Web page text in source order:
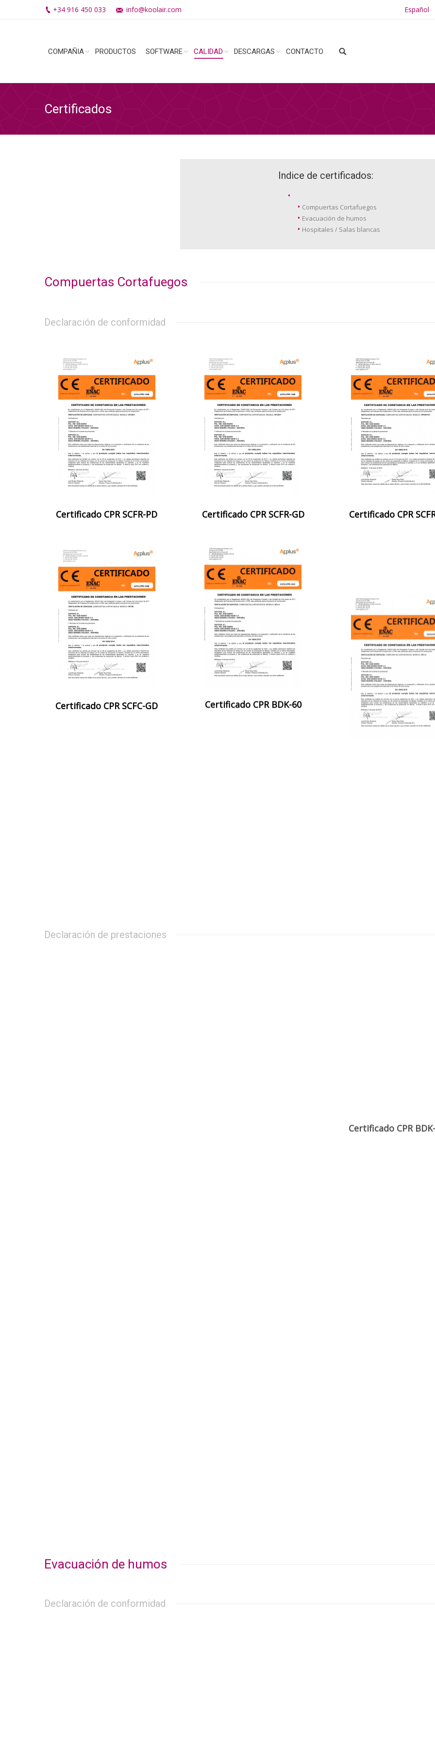
+34 916 450 033 info@koolair.com Español
COMPAÑIA PRODUCTOS SOFTWARE CALIDAD DESCARGAS CONTACTO
Certificados
Indice de certificados:
Compuertas Cortafuegos
Evacuación de humos
Hospitales / Salas blancas
Compuertas Cortafuegos
Declaración de conformidad
Certificado CPR SCFR-PD Certificado CPR SCFR-GD Certificado CPR
Certificado CPR SCFC-GD Certificado CPR BDK-60 Certificado CPR BDK-
Declaración de prestaciones
Certificado DdP
Evacuación de humos
Declaración de conformidad